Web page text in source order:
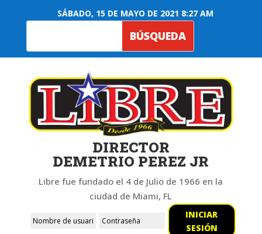
SÁBADO, 15 DE MAYO DE 2021 8:27 AM
DIRECTOR
DEMETRIO PEREZ JR
Libre fue fundado el 4 de Julio de 1966 en la
ciudad de Miami, FL
INICIAR
SESIÓN